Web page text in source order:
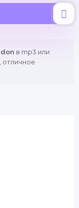
в mp3 или
отличное